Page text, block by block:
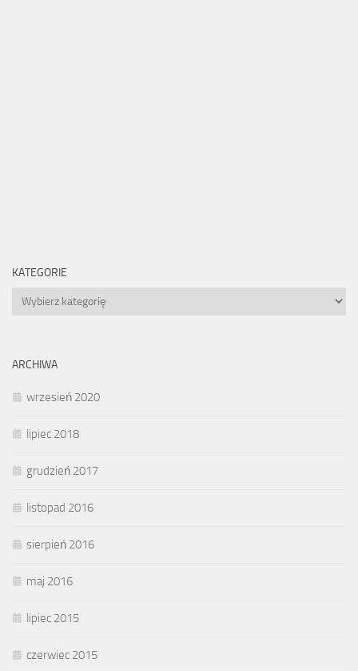
KATEGORIE
Kategorie
ARCHIWA
wrzesień 2020
lipiec 2018
grudzień 2017
listopad 2016
sierpień 2016
maj 2016
lipiec 2015
czerwiec 2015